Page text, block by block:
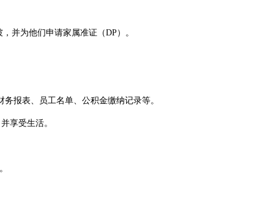
并为他们申请家属准证（DP）。
报表、员工名单、公积金缴纳记录等。
享受生活。